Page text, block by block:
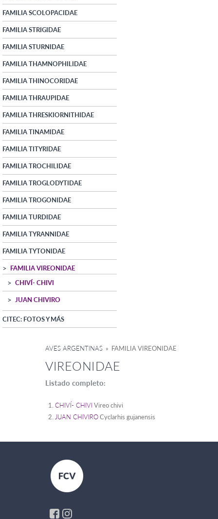
FAMILIA SCOLOPACIDAE
FAMILIA STRIGIDAE
FAMILIA STURNIDAE
FAMILIA THAMNOPHILIDAE
FAMILIA THINOCORIDAE
FAMILIA THRAUPIDAE
FAMILIA THRESKIORNITHIDAE
FAMILIA TINAMIDAE
FAMILIA TITYRIDAE
FAMILIA TROCHILIDAE
FAMILIA TROGLODYTIDAE
FAMILIA TROGONIDAE
FAMILIA TURDIDAE
FAMILIA TYRANNIDAE
FAMILIA TYTONIDAE
FAMILIA VIREONIDAE
CHIVÍ- CHIVI
JUAN CHIVIRO
CITEC: FOTOS Y MÁS
AVES ARGENTINAS » FAMILIA VIREONIDAE
VIREONIDAE
Listado completo:
CHIVÍ- CHIVI Vireo chivi
JUAN CHIVIROCyclarhis gujanensis